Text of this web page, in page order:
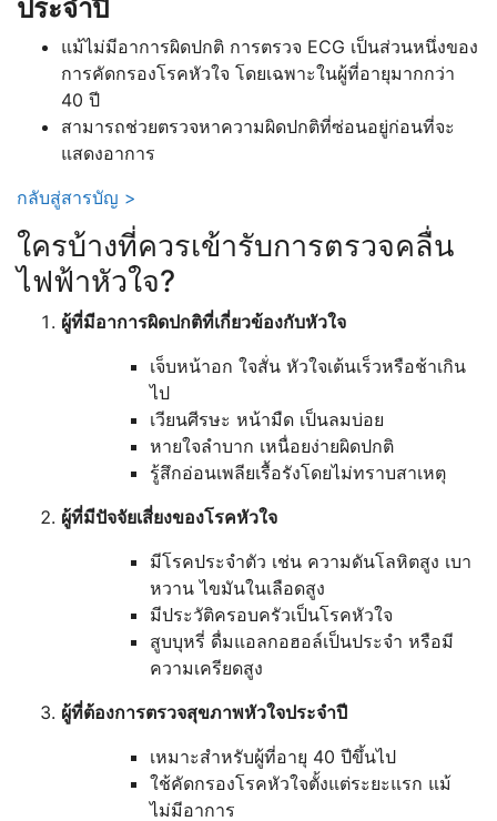
ประจำปี
แม้ไม่มีอาการผิดปกติ การตรวจ ECG เป็นส่วนหนึ่งของ
การคัดกรองโรคหัวใจ โดยเฉพาะในผู้ที่อายุมากกว่า
40 ปี
สามารถช่วยตรวจหาความผิดปกติที่ซ่อนอยู่ก่อนที่จะ
แสดงอาการ
กลับสู่สารบัญ >
ใครบ้างที่ควรเข้ารับการตรวจคลื่น
ไฟฟ้าหัวใจ?
ผู้ที่มีอาการผิดปกติที่เกี่ยวข้องกับหัวใจ
เจ็บหน้าอก ใจสั่น หัวใจเต้นเร็วหรือช้าเกิน
ไป
เวียนศีรษะ หน้ามืด เป็นลมบ่อย
หายใจลำบาก เหนื่อยง่ายผิดปกติ
รู้สึกอ่อนเพลียเรื้อรังโดยไม่ทราบสาเหตุ
ผู้ที่มีปัจจัยเสี่ยงของโรคหัวใจ
มีโรคประจำตัว เช่น ความดันโลหิตสูง เบา
หวาน ไขมันในเลือดสูง
มีประวัติครอบครัวเป็นโรคหัวใจ
สูบบุหรี่ ดื่มแอลกอฮอล์เป็นประจำ หรือมี
ความเครียดสูง
ผู้ที่ต้องการตรวจสุขภาพหัวใจประจำปี
เหมาะสำหรับผู้ที่อายุ 40 ปีขึ้นไป
ใช้คัดกรองโรคหัวใจตั้งแต่ระยะแรก แม้
ไม่มีอาการ